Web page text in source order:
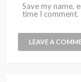
Save my name,
time I comment.